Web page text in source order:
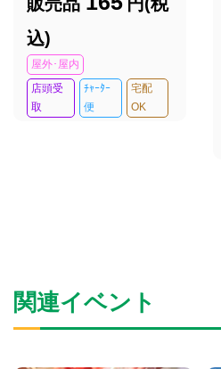
込)
屋外･屋内
店頭受
取
ﾁｬｰﾀｰ
便
宅配
OK
関連イベント